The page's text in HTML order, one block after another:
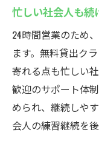
忙しい社会人も続
24時間営業のため
ます。無料貸出ク
寄れる点も忙しい
歓迎のサポート体
められ、継続しや
会人の練習継続を後